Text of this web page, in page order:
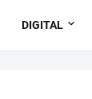
DIGITAL